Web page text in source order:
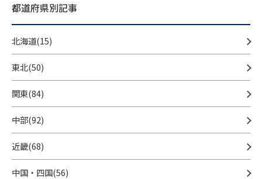
都道府県別記事
北海道(15)
東北(50)
関東(84)
中部(92)
近畿(68)
中国・四国(56)